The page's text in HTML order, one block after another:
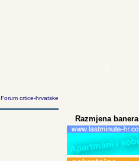
Forum crtice-hrvatske
Razmjena banera